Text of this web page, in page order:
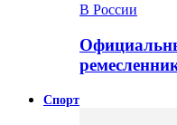
В России
Спорт